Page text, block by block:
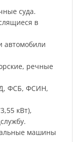
суда.
в
автомобили
речные
ФСБ, ФСИН,
кВт),
машины